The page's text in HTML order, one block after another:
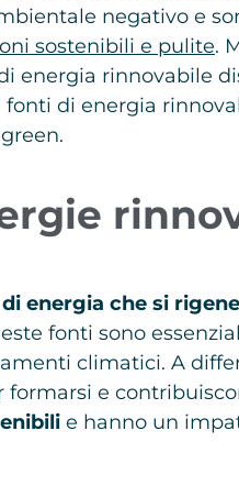
negativo e
sostenibili e pulite.
energia rinnovabile
di energia
energia che si
fonti sono
climatici. A
e
e hanno un